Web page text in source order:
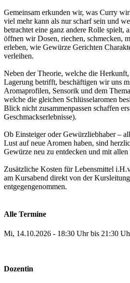
Gemeinsam erkunden wir, was Curry
viel mehr kann als nur scharf sein und
betrachtet eine ganz andere Rolle spielt,
öffnen wir Dosen, riechen, schmecken,
erleben, wie Gewürze Gerichten
verleihen.
Neben der Theorie, welche die
Lagerung betrifft, beschäftigen wir uns
Aromaprofilen, Sensorik und dem
welche die gleichen Schlüsselaromen
Blick nicht zusammenpassen schaffen
Geschmackserlebnisse).
Ob Einsteiger oder Gewürzliebhaber –
Lust auf neue Aromen haben, sind
Gewürze neu zu entdecken und mit allen
Zusätzliche Kosten für Lebensmittel
am Kursabend direkt von der
entgegengenommen.
Alle Termine
Mi, 14.10.2026 - 18:30 Uhr bis 21:30
Dozentin